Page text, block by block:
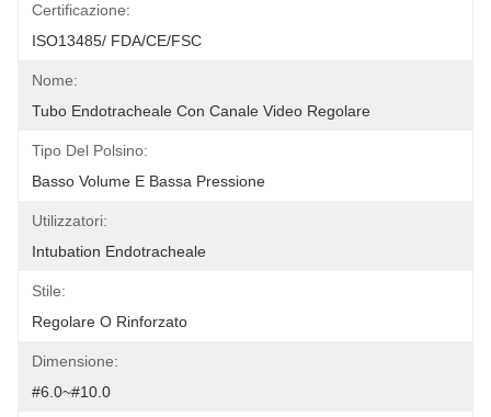
Certificazione:
ISO13485/ FDA/CE/FSC
Nome:
Tubo Endotracheale Con Canale Video Regolare
Tipo Del Polsino:
Basso Volume E Bassa Pressione
Utilizzatori:
Intubation Endotracheale
Stile:
Regolare O Rinforzato
Dimensione:
#6.0~#10.0